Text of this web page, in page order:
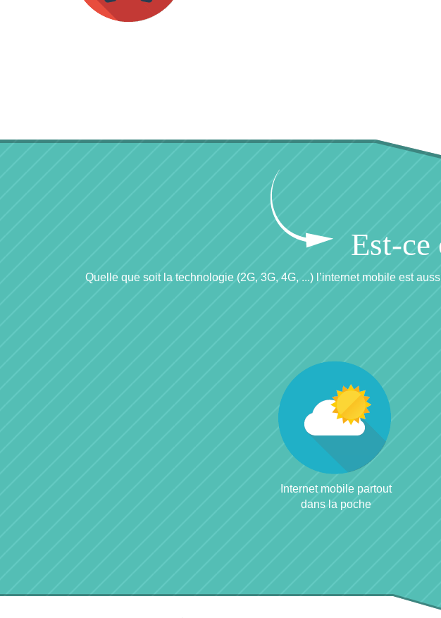
Est-ce
Quelle que soit la technologie (2G, 3G, 4G, ...) l’internet mobile est
Internet mobile partout
dans la poche